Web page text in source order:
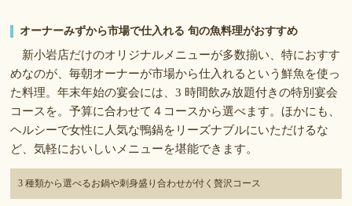
オーナーみずから市場で仕入れる 旬の魚料理がおすすめ
新小岩店だけのオリジナルメニューが多数揃い、特におすす
めなのが、毎朝オーナーが市場から仕入れるという鮮魚を使っ
た料理。年末年始の宴会には、3 時間飲み放題付きの特別宴会
コースを。予算に合わせて４コースから選べます。ほかにも、
ヘルシーで女性に人気な鴨鍋をリーズナブルにいただけるな
ど、気軽においしいメニューを堪能できます。
3 種類から選べるお鍋や刺身盛り合わせが付く贅沢コース